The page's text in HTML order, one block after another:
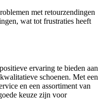
met retourzendingen
wat tot frustraties heeft
ervaring te bieden aan
schoenen. Met een
en een assortiment van
keuze zijn voor